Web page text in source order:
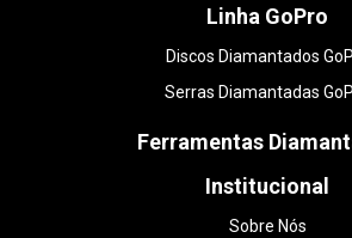
Linha GoPro
Discos Diamantados
Serras Diamantadas
Ferramentas
Institucional
Sobre Nós